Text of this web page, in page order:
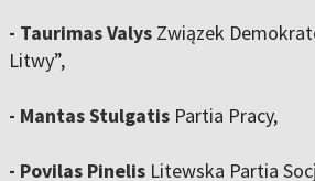
- Taurimas Valys Związek
Litwy”,
- Mantas Stulgatis Partia Pracy,
- Povilas Pinelis Litewska Partia